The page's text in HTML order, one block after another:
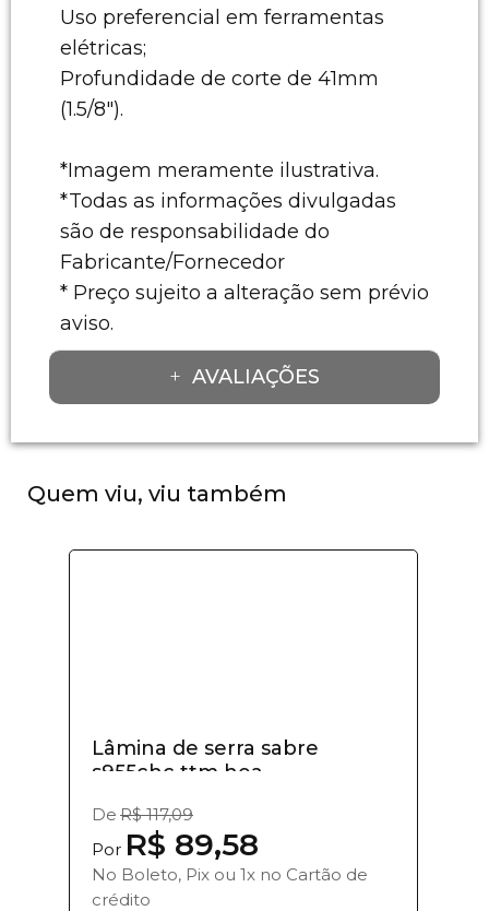
Uso preferencial em ferramentas
elétricas;
Profundidade de corte de 41mm
(1.5/8").
*Imagem meramente ilustrativa.
*Todas as informações divulgadas
são de responsabilidade do
Fabricante/Fornecedor
* Preço sujeito a alteração sem prévio
aviso.
AVALIAÇÕES
Quem viu, viu também
Lâmina de serra sabre
s955chc ttm hea...
De R$ 117,09
Por R$ 89,58
No Boleto, Pix ou 1x no Cartão de
crédito